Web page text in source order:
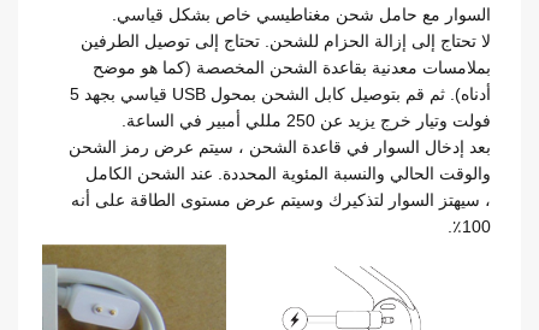
السوار مع حامل شحن مغناطيسي خاص بشكل قياسي.
لا تحتاج إلى إزالة الحزام للشحن. تحتاج إلى توصيل الطرفين
بملامسات معدنية بقاعدة الشحن المخصصة (كما هو موضح
أدناه). ثم قم بتوصيل كابل الشحن بمحول USB قياسي بجهد 5
فولت وتيار خرج يزيد عن 250 مللي أمبير في الساعة.
بعد إدخال السوار في قاعدة الشحن ، سيتم عرض رمز الشحن
والوقت الحالي والنسبة المئوية المحددة. عند الشحن الكامل
، سيهتز السوار لتذكيرك وسيتم عرض مستوى الطاقة على أنه
100٪.